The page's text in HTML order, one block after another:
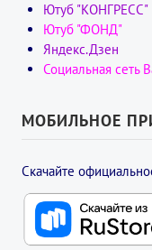
Ютуб "КОНГРЕСС"
Ютуб "ФОНД"
Яндекс.Дзен
Социальная сеть
МОБИЛЬНОЕ
Скачайте